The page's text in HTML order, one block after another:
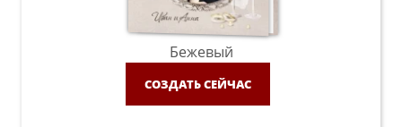
Бежевый
СОЗДАТЬ СЕЙЧАС